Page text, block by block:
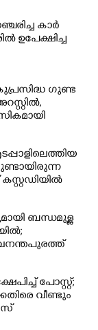
കാർ
ഉപേക്ഷിച്ച
ഗുണ്ട
ബന്ധമുള്ള
പോസ്റ്റ്;
വീണ്ടും